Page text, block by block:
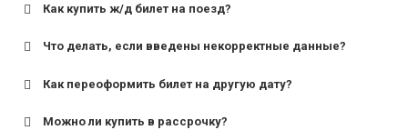
Как купить ж/д билет на поезд?
Что делать, если введены некорректные данные?
Как переоформить билет на другую дату?
Можно ли купить в рассрочку?